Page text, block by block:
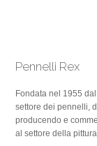
Pennelli Rex
Fondata nel 1955
settore dei pennelli,
producendo e
al settore della